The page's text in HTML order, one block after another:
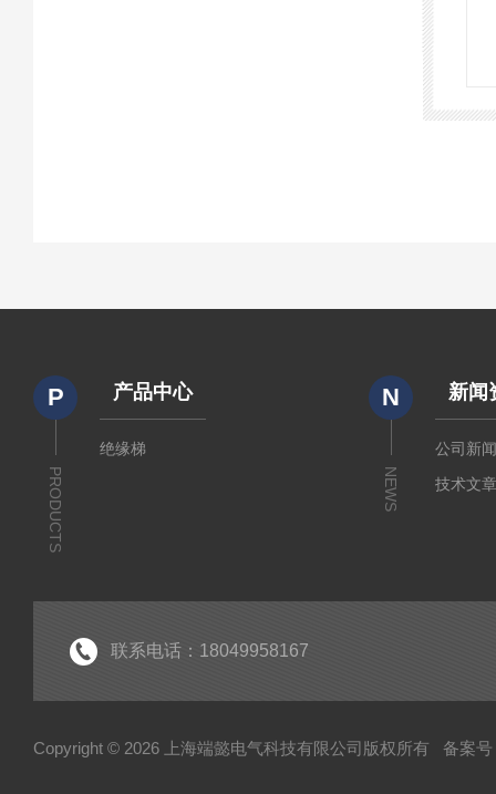
P
PRODUCTS
产品中心
绝缘梯
N
NEWS
新闻
公司新
技术文
联系电话：18049958167
Copyright © 2026 上海端懿电气科技有限公司版权所有 备案号